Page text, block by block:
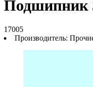
Подшипник
17005
Производитель: